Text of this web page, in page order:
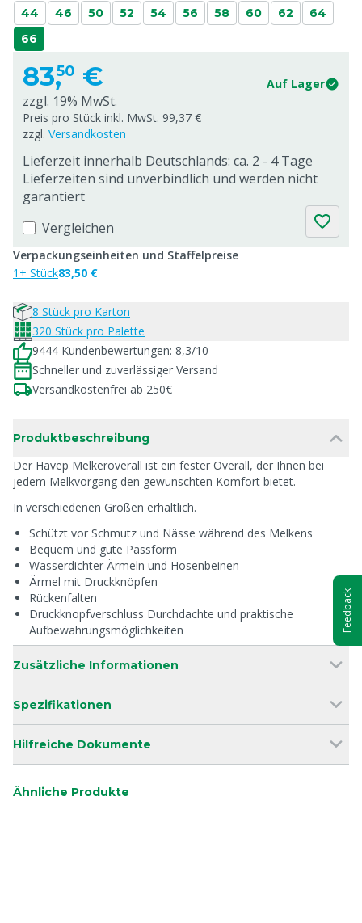
44 46 50 52 54 56 58 60 62
64
66
83,50 € Auf Lager
zzgl. 19% MwSt.
Preis pro Stück inkl. MwSt. 99,37 €
zzgl. Versandkosten
Lieferzeit innerhalb Deutschlands: ca. 2 - 4 Tage
Lieferzeiten sind unverbindlich und werden nicht
garantiert
Vergleichen
Verpackungseinheiten und Staffelpreise
1+ Stück83,50 €
8 Stück pro Karton
320 Stück pro Palette
9444 Kundenbewertungen: 8,3/10
Schneller und zuverlässiger Versand
Versandkostenfrei ab 250€
Produktbeschreibung
Der Havep Melkeroverall ist ein fester Overall, der Ihnen bei
jedem Melkvorgang den gewünschten Komfort bietet.
In verschiedenen Größen erhältlich.
Schützt vor Schmutz und Nässe während des Melkens
Bequem und gute Passform
Wasserdichter Ärmeln und Hosenbeinen
Ärmel mit Druckknöpfen
Rückenfalten
Druckknopfverschluss Durchdachte und praktische
Aufbewahrungsmöglichkeiten
Zusätzliche Informationen
Spezifikationen
Hilfreiche Dokumente
Ähnliche Produkte
Feedback